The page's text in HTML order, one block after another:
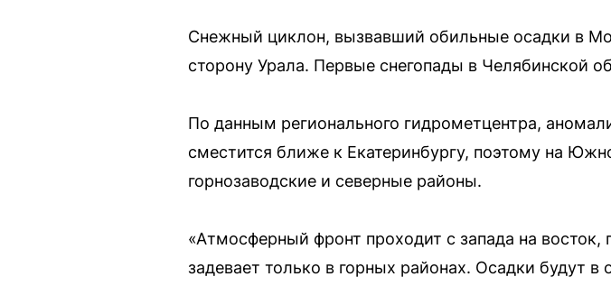
Снежный циклон, вызвавший обильные осадки в
сторону Урала. Первые снегопады в Челябинской
По данным регионального гидрометцентра,
сместится ближе к Екатеринбургу, поэтому на
горнозаводские и северные районы.
«Атмосферный фронт проходит с запада на восток,
задевает только в горных районах. Осадки будут